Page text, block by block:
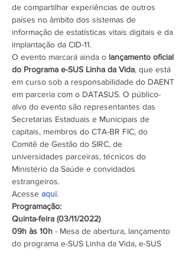
de compartilhar experiências de outros
países no âmbito dos sistemas de
informação de estatísticas vitais digitais e da
implantação da CID-11.
O evento marcará ainda o lançamento oficial
do Programa e-SUS Linha da Vida, que está
em curso sob a responsabilidade do DAENT
em parceria com o DATASUS. O público-
alvo do evento são representantes das
Secretarias Estaduais e Municipais de
capitais, membros do CTA-BR FIC, do
Comitê de Gestão do SIRC, de
universidades parceiras, técnicos do
Ministério da Saúde e convidados
estrangeiros.
Acesse aqui.
Programação:
Quinta-feira (03/11/2022)
09h às 10h - Mesa de abertura, lançamento
do programa e-SUS Linha da Vida, e-SUS